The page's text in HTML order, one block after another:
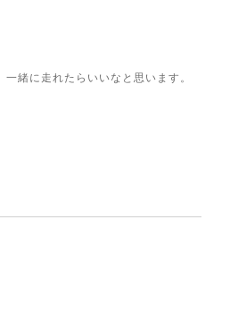
緒に走れたらいいなと思います。